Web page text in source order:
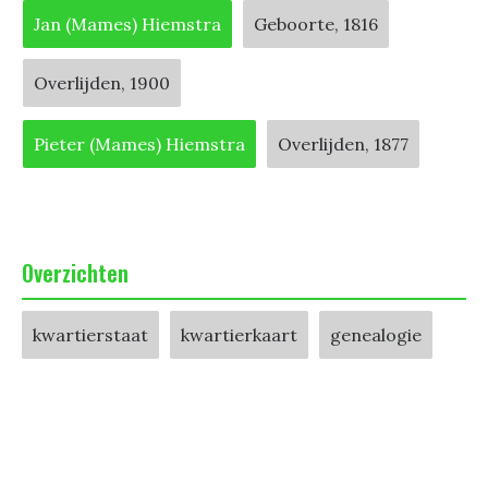
Jan (Mames) Hiemstra Geboorte, 1816
Overlijden, 1900
Pieter (Mames) Hiemstra Overlijden, 1877
Overzichten
kwartierstaat kwartierkaart genealogie